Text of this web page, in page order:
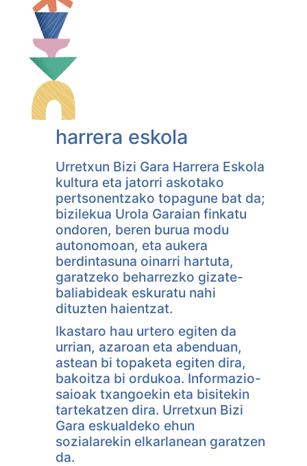
harrera eskola
Urretxun Bizi Gara Harrera Eskola
kultura eta jatorri askotako
pertsonentzako topagune bat da;
bizilekua Urola Garaian finkatu
ondoren, beren burua modu
autonomoan, eta aukera
berdintasuna oinarri hartuta,
garatzeko beharrezko gizate-
baliabideak eskuratu nahi
dituzten haientzat.
Ikastaro hau urtero egiten da
urrian, azaroan eta abenduan,
astean bi topaketa egiten dira,
bakoitza bi ordukoa. Informazio-
saioak txangoekin eta bisitekin
tartekatzen dira. Urretxun Bizi
Gara eskualdeko ehun
sozialarekin elkarlanean garatzen
da.